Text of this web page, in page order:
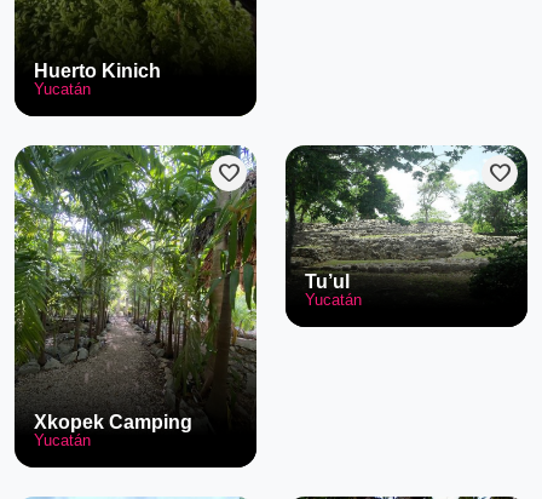
Huerto Kinich
Yucatán
favorite
Xkopek Camping
Yucatán
favorite
Tu’ul
Yucatán